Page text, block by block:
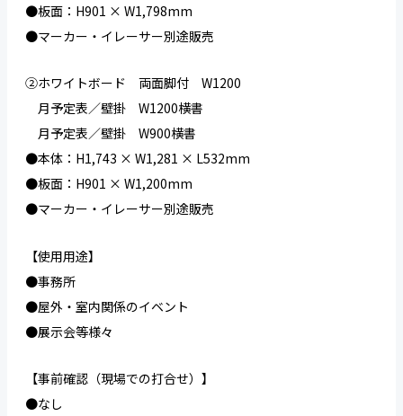
●板面：H901 × W1,798mm
●マーカー・イレーサー別途販売
②ホワイトボード 両面脚付 W1200
月予定表／壁掛 W1200横書
月予定表／壁掛 W900横書
●本体：H1,743 × W1,281 × L532mm
●板面：H901 × W1,200mm
●マーカー・イレーサー別途販売
【使用用途】
●事務所
●屋外・室内関係のイベント
●展示会等様々
【事前確認（現場での打合せ）】
●なし